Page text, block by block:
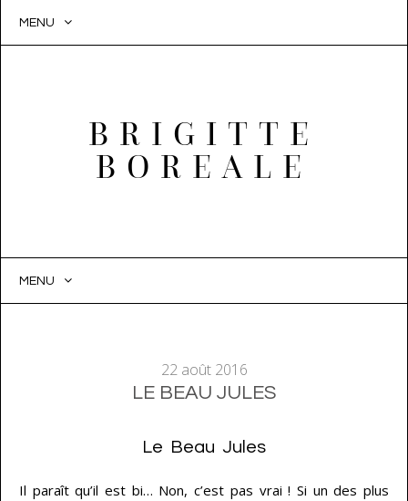
MENU
BRIGITTE
BOREALE
MENU
22 août 2016
LE BEAU JULES
Le Beau Jules
Il paraît qu’il est bi… Non, c’est pas vrai ! Si un des plus